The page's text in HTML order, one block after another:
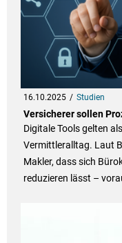
16.10.2025 Studien
Versicherer sollen
Digitale Tools gelten
Vermittleralltag. Laut
Makler, dass sich
reduzieren lässt –